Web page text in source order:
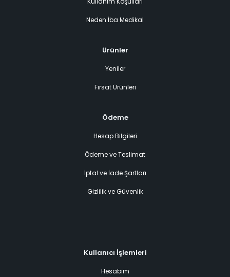
Neden İba Medikal
Ürünler
Yeniler
Fırsat Ürünleri
Ödeme
Hesap Bilgileri
Ödeme ve Teslimat
İptal ve İade Şartları
Gizlilik ve Güvenlik
Kullanıcı İşlemleri
Hesabım